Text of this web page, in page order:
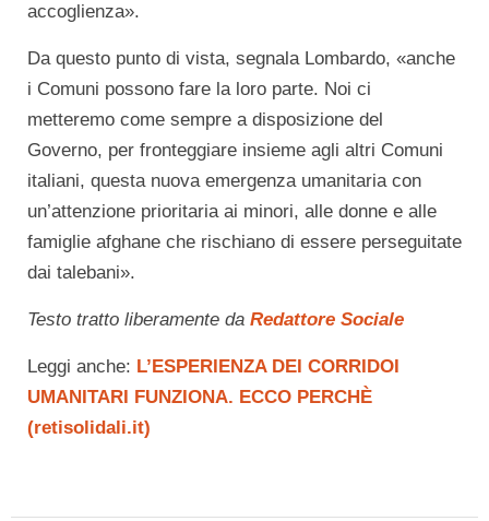
accoglienza».
Da questo punto di vista, segnala Lombardo, «anche
i Comuni possono fare la loro parte. Noi ci
metteremo come sempre a disposizione del
Governo, per fronteggiare insieme agli altri Comuni
italiani, questa nuova emergenza umanitaria con
un’attenzione prioritaria ai minori, alle donne e alle
famiglie afghane che rischiano di essere perseguitate
dai talebani».
Testo tratto liberamente da Redattore Sociale
Leggi anche: L’ESPERIENZA DEI CORRIDOI
UMANITARI FUNZIONA. ECCO PERCHÈ
(retisolidali.it)